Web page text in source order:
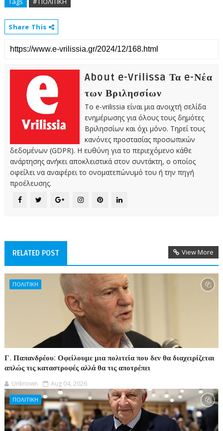
Share This
About e-Vrilissa Τα e-Νέα
των Βριλησσίων
Το e-vrilissia είναι μια ανοιχτή σελίδα
ενημέρωσης για όλους τους δημότες
Βριλησσίων και όχι μόνο. Τηρεί τους
κανόνες προστασίας προσωπικών
δεδομένων (GDPR). Η ευθύνη για το περιεχόμενο κάθε
ανάρτησης ανήκει αποκλειστικά στον συντάκτη, ο οποίος
οφείλει να αναφέρει το ονοματεπώνυμό του ή την πηγή
προέλευσης.
RELATED POST View More
ΠΟΛΙΤΙΚΗ
Γ. Παπανδρέου: Οφείλουμε μια πολιτεία που δεν θα διαχειρίζεται
απλώς τις καταστροφές αλλά θα τις αποτρέπει
Unknown Aug 04, 2026
ΠΟΛΙΤΙΚΗ